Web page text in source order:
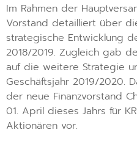
Im Rahmen der
Vorstand detailliert über
strategische Entwicklung
2018/2019. Zugleich gab
auf die weitere Strategie
Geschäftsjahr 2019/2020.
der neue Finanzvorstand
01. April dieses Jahrs für
Aktionären vor.